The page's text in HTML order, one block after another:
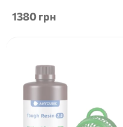
оптимізована...
1380 грн